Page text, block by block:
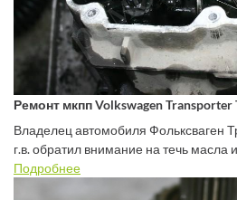
Ремонт мкпп Volkswagen Transporter
Владелец автомобиля Фольксваген
г.в. обратил внимание на течь
Подробнее